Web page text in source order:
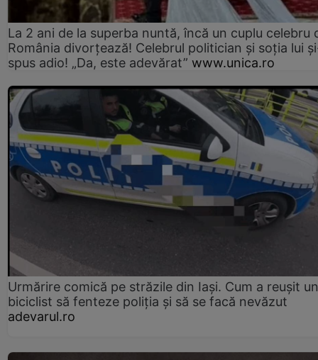
La 2 ani de la superba nuntă, încă un cuplu celebru
România divorțează! Celebrul politician și soția lui
spus adio! „Da, este adevărat” www.unica.ro
Urmărire comică pe străzile din Iași. Cum a reușit un
biciclist să fenteze poliția și să se facă nevăzut
adevarul.ro